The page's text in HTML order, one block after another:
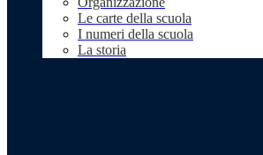
Le carte della scuola
I numeri della scuola
La storia